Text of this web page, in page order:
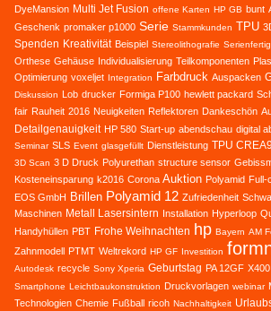
DyeMansion Multi Jet Fusion offene Karten HP GB bunt
Geschenk promaker p1000 Serie Stammkunden TPU
Spenden Kreativität Beispiel Stereolithografie
Orthese Gehäuse Individualisierung Teilkomponenten
Optimierung voxeljet Integration Farbdruck Auspacken
Diskussion Lob drucker Formiga P100 hewlett packard
fair Rauheit 2016 Neuigkeiten Reflektoren Dankeschön
Detailgenauigkeit HP 580 Start-up abendschau digital
Seminar SLS Event glasgefüllt Dienstleistung TPU
3D Scan 3 D Druck Polyurethan structure sensor
Kosteneinsparung k2016 Corona Auktion Polyamid Full-
EOS GmbH Brillen Polyamid 12 Zufriedenheit
Maschinen Metall Lasersintern Installation Hyperloop
Handyhüllen PBT Frohe Weihnachten hp Bayern AM
Zahnmodell PTMT Weltrekord HP GF Investition
Autodesk recycle Sony Xperia Geburtstag PA 12GF X400
Smartphone Leichtbaukonstruktion Druckvorlagen webinar
Technologien Chemie Fußball ricoh Nachhaltigkeit